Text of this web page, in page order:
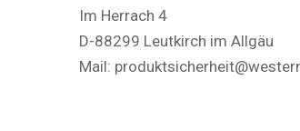
Im Herrach 4
D-88299 Leutkirch im Allgäu
Mail: